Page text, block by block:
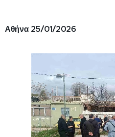
Αθήνα 25/01/2026